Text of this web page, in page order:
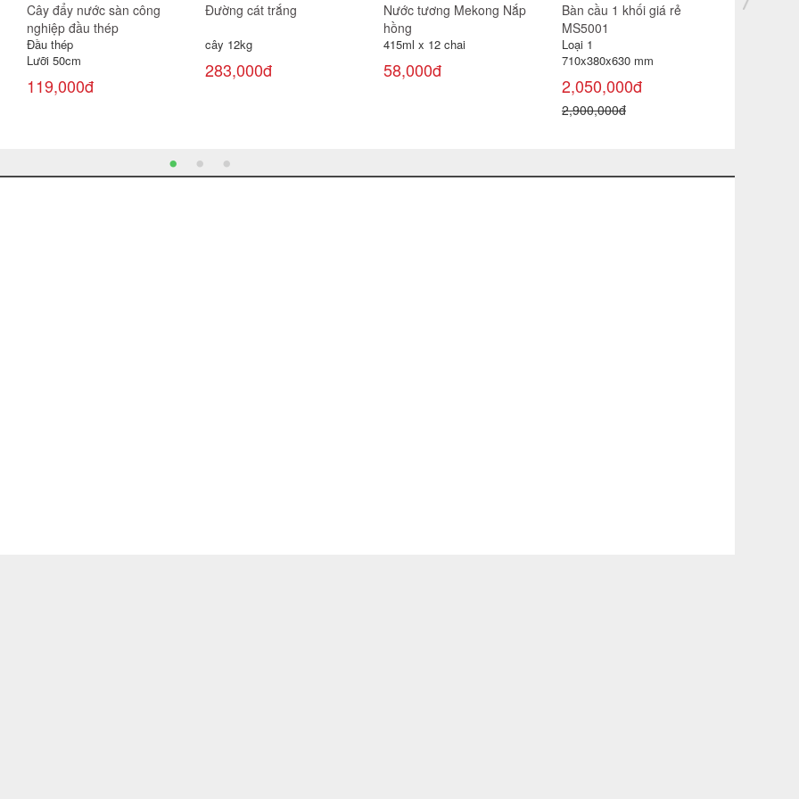
Cây đẩy nước sàn công
nghiệp đầu thép
Đầu thép
Lưỡi 50cm
119,000đ
Đường cát trắng
cây 12kg
283,000đ
Nước tương Mekong Nắp
hồng
415ml x 12 chai
58,000đ
Bàn cầu 1 khối giá rẻ
MS5001
Loại 1
710x380x630 mm
2,050,000đ
2,900,000đ
Nước lau